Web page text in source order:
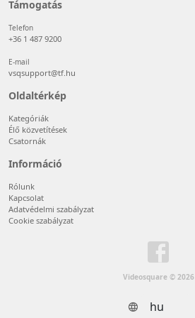
Támogatás
Telefon
+36 1 487 9200
E-mail
vsqsupport@tf.hu
Oldaltérkép
Kategóriák
Élő közvetítések
Csatornák
Információ
Rólunk
Kapcsolat
Adatvédelmi szabályzat
Cookie szabályzat
Videosquare © 2026